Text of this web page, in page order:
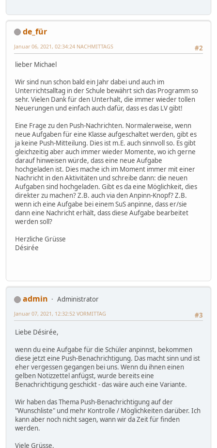
de_für
#2
Januar 06, 2021, 02:34:24 NACHMITTAGS
lieber Michael
Wir sind nun schon bald ein Jahr dabei und auch im
Unterrichtsalltag in der Schule bewährt sich das Programm so
sehr. Vielen Dank für den Unterhalt, die immer wieder tollen
Neuerungen und einfach auch dafür, dass es das LV gibt!
Eine Frage zu den Push-Nachrichten. Normalerweise, wenn
neue Aufgaben für eine Klasse aufgeschaltet werden, gibt es
ja keine Push-Mitteilung. Dies ist m.E. auch sinnvoll so. Es gibt
gleichzeitig aber auch immer wieder Momente, wo ich gerne
darauf hinweisen würde, dass eine neue Aufgabe
hochgeladen ist. Dies mache ich im Moment immer mit einer
Nachricht in den Aktivitäten und schreibe dann: die neuen
Aufgaben sind hochgeladen. Gibt es da eine Möglichkeit, dies
direkter zu machen? Z.B. auch via den Anpinn-Knopf? Z.B.
wenn ich eine Aufgabe bei einem SuS anpinne, dass er/sie
dann eine Nachricht erhält, dass diese Aufgabe bearbeitet
werden soll?
Herzliche Grüsse
Désirée
admin
Administrator
#3
Januar 07, 2021, 12:32:52 VORMITTAG
Liebe Désirée,
wenn du eine Aufgabe für die Schüler anpinnst, bekommen
diese jetzt eine Push-Benachrichtigung. Das macht sinn und ist
eher vergessen gegangen bei uns. Wenn du ihnen einen
gelben Notizzettel anfügst, wurde bereits eine
Benachrichtigung geschickt - das wäre auch eine Variante.
Wir haben das Thema Push-Benachrichtigung auf der
"Wunschliste" und mehr Kontrolle / Möglichkeiten darüber. Ich
kann aber noch nicht sagen, wann wir da Zeit für finden
werden.
Viele Grüsse,